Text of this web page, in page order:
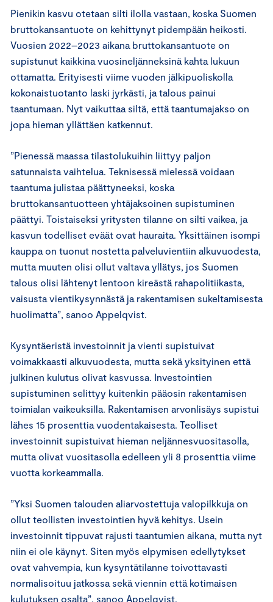
Pienikin kasvu otetaan silti ilolla vastaan, koska Suomen
bruttokansantuote on kehittynyt pidempään heikosti.
Vuosien 2022–2023 aikana bruttokansantuote on
supistunut kaikkina vuosineljänneksinä kahta lukuun
ottamatta. Erityisesti viime vuoden jälkipuoliskolla
kokonaistuotanto laski jyrkästi, ja talous painui
taantumaan. Nyt vaikuttaa siltä, että taantumajakso on
jopa hieman yllättäen katkennut.
”Pienessä maassa tilastolukuihin liittyy paljon
satunnaista vaihtelua. Teknisessä mielessä voidaan
taantuma julistaa päättyneeksi, koska
bruttokansantuotteen yhtäjaksoinen supistuminen
päättyi. Toistaiseksi yritysten tilanne on silti vaikea, ja
kasvun todelliset eväät ovat hauraita. Yksittäinen isompi
kauppa on tuonut nostetta palveluvientiin alkuvuodesta,
mutta muuten olisi ollut valtava yllätys, jos Suomen
talous olisi lähtenyt lentoon kireästä rahapolitiikasta,
vaisusta vientikysynnästä ja rakentamisen sukeltamisesta
huolimatta”, sanoo Appelqvist.
Kysyntäeristä investoinnit ja vienti supistuivat
voimakkaasti alkuvuodesta, mutta sekä yksityinen että
julkinen kulutus olivat kasvussa. Investointien
supistuminen selittyy kuitenkin pääosin rakentamisen
toimialan vaikeuksilla. Rakentamisen arvonlisäys supistui
lähes 15 prosenttia vuodentakaisesta. Teolliset
investoinnit supistuivat hieman neljännesvuositasolla,
mutta olivat vuositasolla edelleen yli 8 prosenttia viime
vuotta korkeammalla.
”Yksi Suomen talouden aliarvostettuja valopilkkuja on
ollut teollisten investointien hyvä kehitys. Usein
investoinnit tippuvat rajusti taantumien aikana, mutta nyt
niin ei ole käynyt. Siten myös elpymisen edellytykset
ovat vahvempia, kun kysyntätilanne toivottavasti
normalisoituu jatkossa sekä viennin että kotimaisen
kulutuksen osalta”, sanoo Appelqvist.